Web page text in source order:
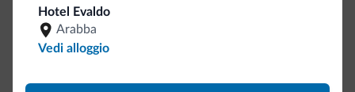
Hotel Evaldo
Arabba
Vedi alloggio